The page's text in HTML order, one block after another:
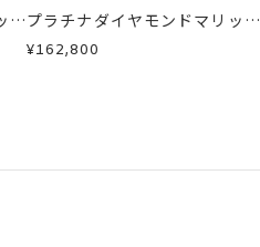
ジプラチナダイヤモンドマリッジ
リング
¥162,800